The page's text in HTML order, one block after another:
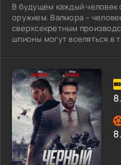
В будущем каждый
оружием. Валмора –
сверхсекретным
шпионы могут вселяться в
притвориться родным или
внезапно либо же без
Получается, что доверять в
Один из таких агентов,
время операции и впал в